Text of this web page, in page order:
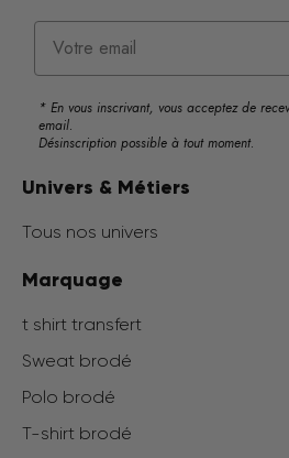
* En vous inscrivant, vous acceptez de
email.
Désinscription possible à tout moment.
Univers & Métiers
Tous nos univers
Marquage
t shirt transfert
Sweat brodé
Polo brodé
T-shirt brodé